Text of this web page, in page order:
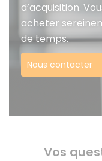
d’acquisition.
acheter
de temps.
Nous contacter
Vos